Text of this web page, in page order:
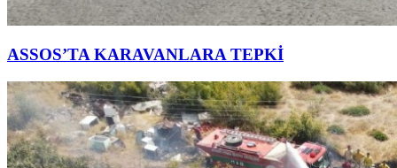
ASSOS’TA KARAVANLARA TEPKİ